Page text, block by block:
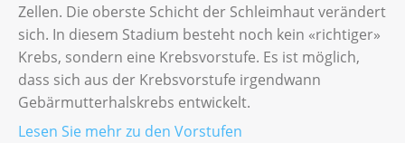
Zellen. Die oberste Schicht der Schleimhaut verändert
sich. In diesem Stadium besteht noch kein «richtiger»
Krebs, sondern eine Krebsvorstufe. Es ist möglich,
dass sich aus der Krebsvorstufe irgendwann
Gebärmutterhalskrebs entwickelt.
Lesen Sie mehr zu den Vorstufen